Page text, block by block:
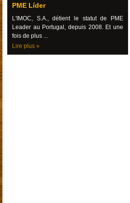
PME Líder
L'IMOC, S.A., détient le statut de PME
Leader au Portugal, depuis 2008. Et une
fois de plus ...
Lire plus »